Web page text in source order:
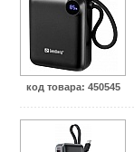
код товара: 450545